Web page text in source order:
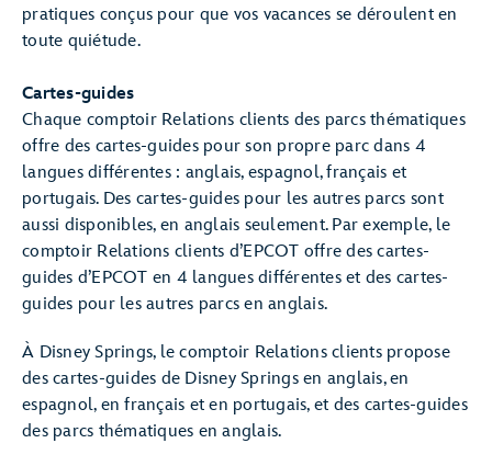
pratiques conçus pour que vos vacances se déroulent en
toute quiétude.
Cartes-guides
Chaque comptoir Relations clients des parcs thématiques
offre des cartes-guides pour son propre parc dans 4
langues différentes : anglais, espagnol, français et
portugais. Des cartes-guides pour les autres parcs sont
aussi disponibles, en anglais seulement. Par exemple, le
comptoir Relations clients d’EPCOT offre des cartes-
guides d’EPCOT en 4 langues différentes et des cartes-
guides pour les autres parcs en anglais.
À Disney Springs, le comptoir Relations clients propose
des cartes-guides de Disney Springs en anglais, en
espagnol, en français et en portugais, et des cartes-guides
des parcs thématiques en anglais.